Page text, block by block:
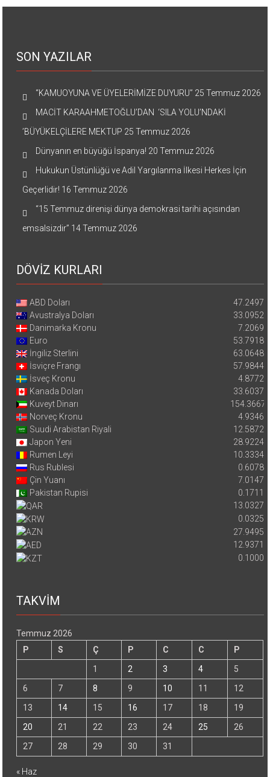
SON YAZILAR
“KAMUOYUNA VE ÜYELERİMİZE DUYURU” 25 Temmuz 2026
MACİT KARAAHMETOĞLU’DAN ‘SILA YOLU’NDAKİ
’BÜYÜKELÇİLERE MEKTUP 25 Temmuz 2026
Dünyanın en büyüğü İspanya! 20 Temmuz 2026
Hukukun Üstünlüğü ve Adil Yargılanma İlkesi Herkes İçin
Geçerlidir! 16 Temmuz 2026
“15 Temmuz direnişi dünya demokrasi tarihi açısından
emsalsizdir” 14 Temmuz 2026
DÖVİZ KURLARI
ABD Doları
47.2497
Avustralya Doları
33.0952
Danimarka Kronu
7.2069
Euro
53.7918
İngiliz Sterlini
63.0648
İsviçre Frangı
57.9844
İsveç Kronu
4.8772
Kanada Doları
33.6037
Kuveyt Dinarı
154.3667
Norveç Kronu
4.9346
Suudi Arabistan Riyali
12.5872
Japon Yeni
28.9224
Rumen Leyi
10.3334
Rus Rublesi
0.6078
Çin Yuanı
7.0147
Pakistan Rupisi
0.1711
13.0327
0.0325
27.9495
12.9371
0.1000
TAKVİM
Temmuz 2026
P
S Ç P C C
P
1
2 3 4
5
6
7 8 9 10 11
12
13
14 15 16 17 18
19
20
21 22 23 24 25
26
27
28 29 30 31
« Haz